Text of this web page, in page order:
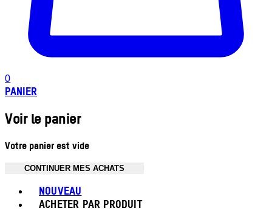
0
PANIER
Voir le panier
Votre panier est vide
CONTINUER MES ACHATS
NOUVEAU
ACHETER PAR PRODUIT